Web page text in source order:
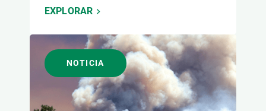
EXPLORAR
NOTICIA